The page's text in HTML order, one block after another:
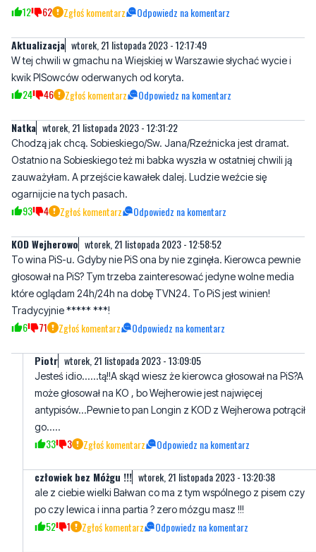
W tej chwili w gmachu na Wiejskiej w Warszawie słychać wycie i
24 46 Zgłoś komentarz Odpowiedz na komentarz
Natka wtorek, 21 listopada 2023 - 12:31:22
Chodzą jak chcą. Sobieskiego/Sw. Jana/Rzeźnicka jest dramat.
zauważyłam. A przejście kawałek dalej. Ludzie weźcie się
ogarnijcie na tych pasach.
93 4 Zgłoś komentarz Odpowiedz na komentarz
KOD Wejherowo wtorek, 21 listopada 2023 - 12:58:52
To wina PiS-u. Gdyby nie PiS ona by nie zginęła. Kierowca pewnie
które oglądam 24h/24h na dobę TVN24. To PiS jest winien!
Tradycyjnie ***** ***!
6 71 Zgłoś komentarz Odpowiedz na komentarz
Piotr wtorek, 21 listopada 2023 - 13:09:05
Jesteś idio......tą!!A skąd wiesz że kierowca głosował na PiS?A
antypisów...Pewnie to pan Longin z KOD z Wejherowa potrącił
go.....
33 3 Zgłoś komentarz Odpowiedz na komentarz
człowiek bez Móżgu !!!
ale z ciebie wielki Bałwan co ma z tym wspólnego z pisem czy
52 1 Zgłoś komentarz Odpowiedz na komentarz
Mieszkaniec Wejherowa środa, 22 listopada 2023 - 10:11:08
Trzeba być niebywałą kanalią, ażeby z tragedii robić politykę i to